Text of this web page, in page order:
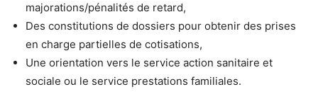
majorations/pénalités de retard,
Des constitutions de dossiers pour obtenir des prises
en charge partielles de cotisations,
Une orientation vers le service action sanitaire et
sociale ou le service prestations familiales.